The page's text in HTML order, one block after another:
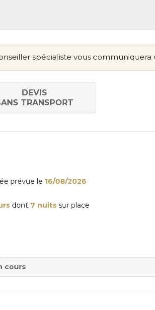
spécialiste vous
DEVIS
TRANSPORT
prévue le 16/08/2026
dont 7 nuits sur place
cours